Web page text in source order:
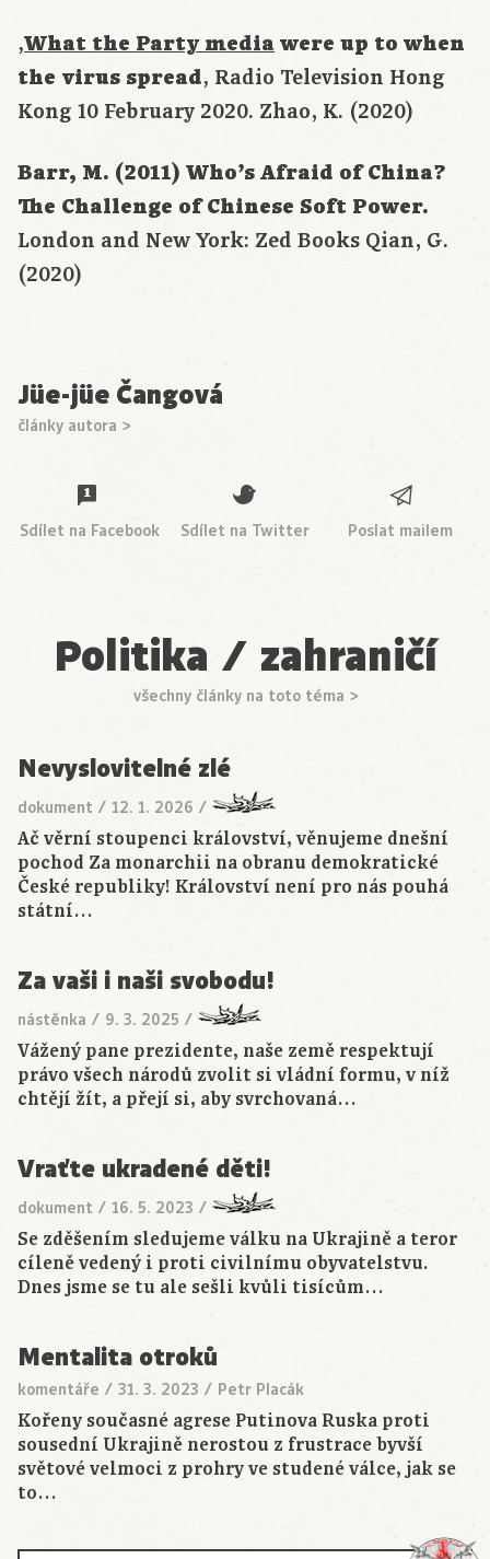
‚What the Party mediawere up to when
the virus spread‚ Radio Television Hong
Kong 10 February 2020. Zhao, K. (2020)
Barr, M. (2011) Who’s Afraid of China?
The Challenge of Chinese Soft Power.
London and New York: Zed Books Qian, G.
(2020)
Jüe-jüe Čangová
články autora >
Sdílet na Facebook Sdílet na Twitter Poslat mailem
Politika / zahraničí
všechny články na toto téma >
Nevyslovitelné zlé
dokument / 12. 1. 2026 /
Ač věrní stoupenci království, věnujeme dnešní
pochod Za monarchii na obranu demokratické
České republiky! Království není pro nás pouhá
státní…
Za vaši i naši svobodu!
nástěnka / 9. 3. 2025 /
Vážený pane prezidente, naše země respektují
právo všech národů zvolit si vládní formu, v níž
chtějí žít, a přejí si, aby svrchovaná…
Vraťte ukradené děti!
dokument / 16. 5. 2023 /
Se zděšením sledujeme válku na Ukrajině a teror
cíleně vedený i proti civilnímu obyvatelstvu.
Dnes jsme se tu ale sešli kvůli tisícům…
Mentalita otroků
komentáře / 31. 3. 2023 / Petr Placák
Kořeny současné agrese Putinova Ruska proti
sousední Ukrajině nerostou z frustrace byvší
světové velmoci z prohry ve studené válce, jak se
to…